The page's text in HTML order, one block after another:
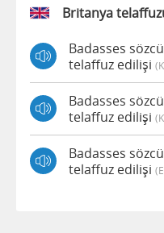
Britanya
Badasses
telaffuz edilişi
Badasses
telaffuz edilişi
Badasses
telaffuz edilişi